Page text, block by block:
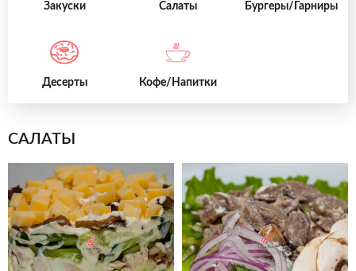
Закуски Салаты Бургеры/Гарниры
Десерты Кофе/Напитки
САЛАТЫ